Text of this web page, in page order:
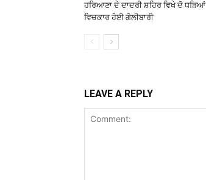
ਹਰਿਆਣਾ ਦੇ ਦਾਦਰੀ ਸ਼ਹਿਰ ਵਿਖੇ ਦੋ ਧੜਿਆਂ
ਵਿਚਕਾਰ ਹੋਈ ਗੋਲੀਬਾਰੀ
LEAVE A REPLY